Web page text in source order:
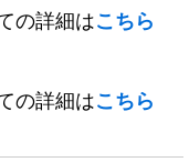
の詳細はこちら
の詳細はこちら